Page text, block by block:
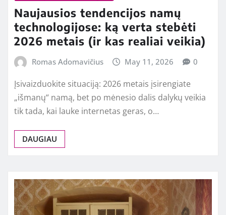
Naujausios tendencijos namų
technologijose: ką verta stebėti
2026 metais (ir kas realiai veikia)
Romas Adomavičius May 11, 2026 0
Įsivaizduokite situaciją: 2026 metais įsirengiate
„išmanų“ namą, bet po mėnesio dalis dalykų veikia
tik tada, kai lauke internetas geras, o…
DAUGIAU